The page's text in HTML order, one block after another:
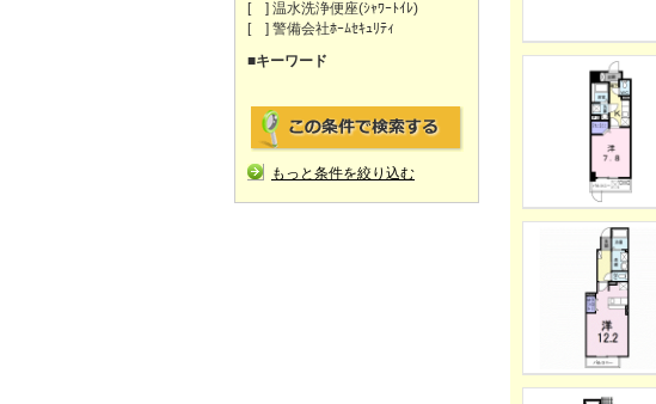
[ ] 温水洗浄便座(ｼｬﾜｰﾄｲﾚ)
[ ] 警備会社ﾎｰﾑｾｷｭﾘﾃｨ
■キーワード
もっと条件を絞り込む